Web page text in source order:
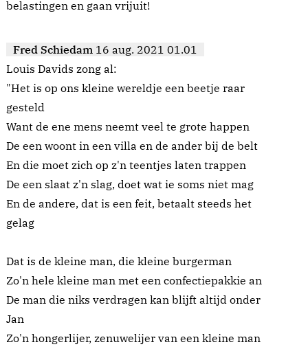
belastingen en gaan vrijuit!
Fred Schiedam 16 aug. 2021 01.01
Louis Davids zong al:
"Het is op ons kleine wereldje een beetje raar
gesteld
Want de ene mens neemt veel te grote happen
De een woont in een villa en de ander bij de belt
En die moet zich op z'n teentjes laten trappen
De een slaat z'n slag, doet wat ie soms niet mag
En de andere, dat is een feit, betaalt steeds het
gelag
Dat is de kleine man, die kleine burgerman
Zo'n hele kleine man met een confectiepakkie an
De man die niks verdragen kan blijft altijd onder
Jan
Zo'n hongerlijer, zenuwelijer van een kleine man